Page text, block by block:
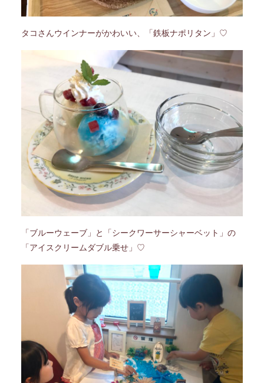
タコさんウインナーがかわいい、「鉄板ナポリタン」♡
「ブルーウェーブ」と「シークワーサーシャーベット」の
「アイスクリームダブル乗せ」♡